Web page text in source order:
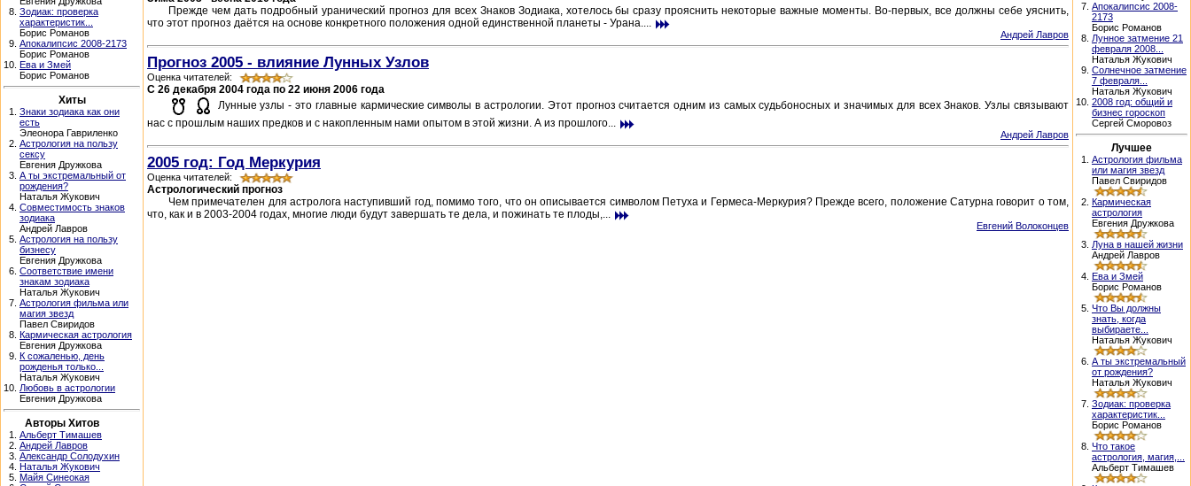
8. Зодиак: проверка
характеристик...
Борис Романов
9. Апокалипсис 2008-2173
Борис Романов
10. Ева и Змей
Борис Романов
Хиты
1. Знаки зодиака как они
есть
Элеонора Гавриленко
2. Астрология на пользу
сексу
Евгения Дружкова
3. А ты экстремальный от
рождения?
Наталья Жукович
4. Совместимость знаков
зодиака
Андрей Лавров
5. Астрология на пользу
бизнесу
Евгения Дружкова
6. Соответствие имени
знакам зодиака
Наталья Жукович
7. Астрология фильма или
магия звезд
Павел Свиридов
8. Кармическая астрология
Евгения Дружкова
9. К сожаленью, день
рожденья только...
Наталья Жукович
10. Любовь в астрологии
Евгения Дружкова
Авторы Хитов
1. Альберт Тимашев
2. Андрей Лавров
3. Александр Солодухин
4. Наталья Жукович
5. Майя Синеокая
Прежде чем дать подробный уранический прогноз для всех Знаков Зодиака, хотелось бы сразу прояснить некоторые важные моменты. Во-первых, все должны себе уяснить,
что этот прогноз даётся на основе конкретного положения одной единственной планеты - Урана....
Андрей Лавров
Прогноз 2005 - влияние Лунных Узлов
Оценка читателей:
C 26 декабря 2004 года по 22 июня 2006 года
Лунные узлы - это главные кармические символы в астрологии. Этот прогноз считается одним из самых судьбоносных и значимых для всех Знаков. Узлы связывают
нас с прошлым наших предков и с накопленным нами опытом в этой жизни. А из прошлого...
Андрей Лавров
2005 год: Год Меркурия
Оценка читателей:
Астрологический прогноз
Чем примечателен для астролога наступивший год, помимо того, что он описывается символом Петуха и Гермеса-Меркурия? Прежде всего, положение Сатурна говорит о том,
что, как и в 2003-2004 годах, многие люди будут завершать те дела, и пожинать те плоды,...
Евгений Волоконцев
7. Апокалипсис 2008-
2173
Борис Романов
8. Лунное затмение 21
февраля 2008...
Наталья Жукович
9. Солнечное затмение
7 февраля...
Наталья Жукович
10. 2008 год: общий и
бизнес гороскоп
Сергей Сморовоз
Лучшее
1. Астрология фильма
или магия звезд
Павел Свиридов
2. Кармическая
астрология
Евгения Дружкова
3. Луна в нашей жизни
Андрей Лавров
4. Ева и Змей
Борис Романов
5. Что Вы должны
знать, когда
выбираете...
Наталья Жукович
6. А ты экстремальный
от рождения?
Наталья Жукович
7. Зодиак: проверка
характеристик...
Борис Романов
8. Что такое
астрология, магия,...
Альберт Тимашев